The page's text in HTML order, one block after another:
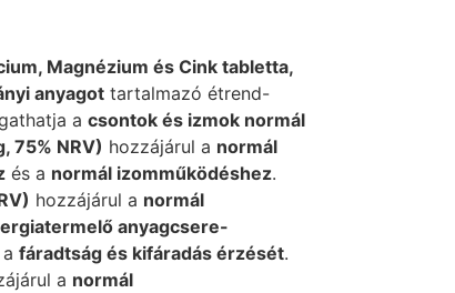
Magnézium és Cink tabletta,
anyagot tartalmazó étrend-
a csontok és izmok normál
75% NRV) hozzájárul a normál
és a normál izomműködéshez.
hozzájárul a normál
anyagcsere-
fáradtság és kifáradás érzését.
a normál